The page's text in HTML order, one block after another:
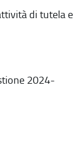
di tutela e
2024-